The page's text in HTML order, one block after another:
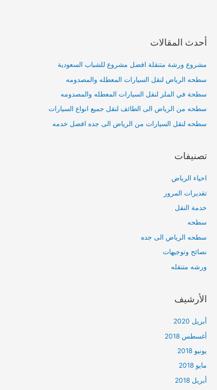
أحدث المقالات
مشروع ورشة متنقلة افضل مشروع للشباب السعودية
سطحه الرياض لنقل السيارات المعطله والمصدومه
سطحة في الملز لنقل السيارات المعطله والمصدومه
سطحه من الرياض الى الطائف لنقل جميع انواع السيارات
سطحه لنقل السيارات من الرياض الى جده افضل خدمه
تصنيفات
احياء الرياض
تقديرات المرور
خدمة النقل
سطحه
سطحه الرياض الى جده
نصائح وتوجيهات
ورشه متنقله
الأرشيف
أبريل 2020
أغسطس 2018
يونيو 2018
مايو 2018
أبريل 2018